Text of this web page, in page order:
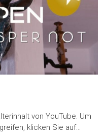
von YouTube. Um
klicken Sie auf…